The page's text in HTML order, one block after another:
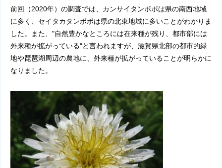
前回（2020年）の調査では、カンサイタンポポは県の南西地域
に多く、セイタカタンポポは県の北東地域に多いことがわかりま
した。また、"自然豊かなところには在来種が残り、都市部には
外来種が拡がっている"と言われますが、滋賀県北部の都市的緑
地や琵琶湖周辺の農地に、外来種が拡がっていることが明らかに
なりました。